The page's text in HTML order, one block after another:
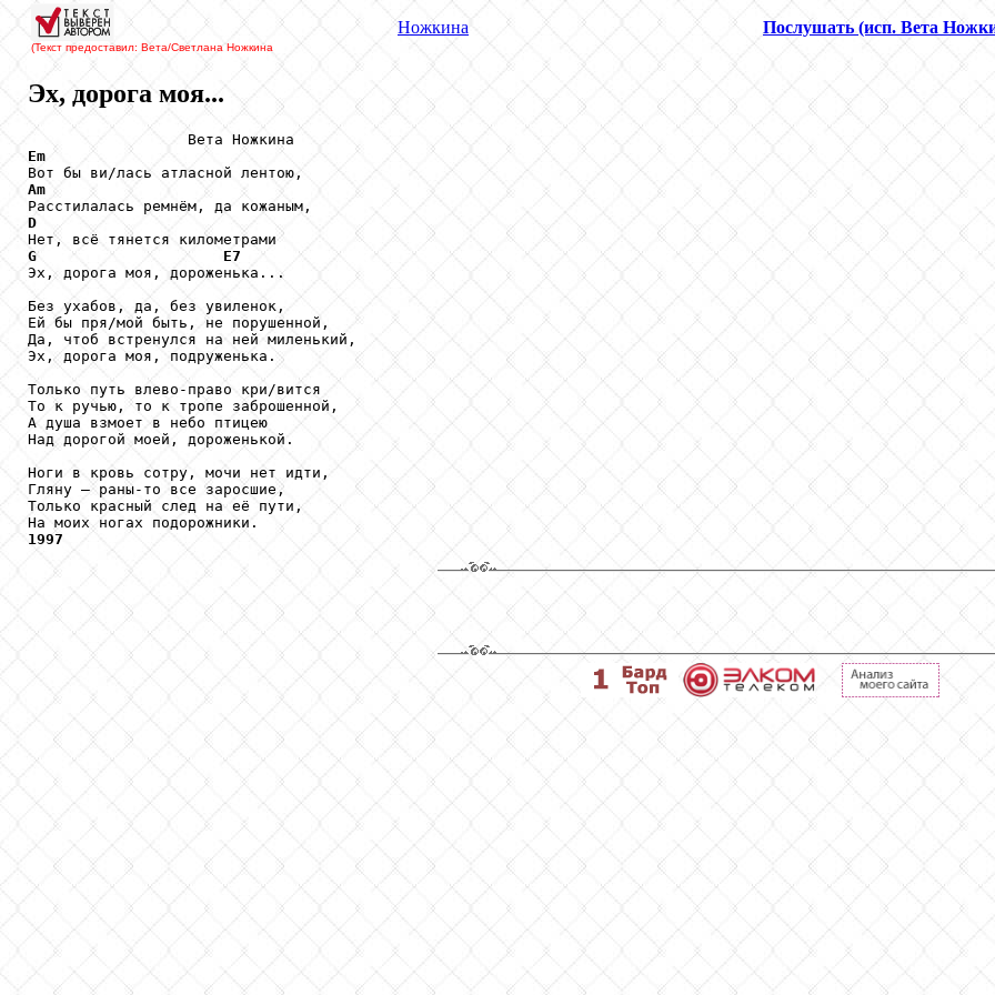
(Текст предоставил: Вета/Светлана Ножкина
Ножкина Послушать (исп. Вета
Эх, дорога моя...
Em
Am
D
G
E7
Эх, дорога моя, дороженька...
Без ухабов, да, без увиленок,
Ей бы пря/мой быть, не порушенной,
Да, чтоб встренулся на ней миленький,
Эх, дорога моя, подруженька.
Только путь влево-право кри/вится
То к ручью, то к тропе заброшенной,
А душа взмоет в небо птицею
Над дорогой моей, дороженькой.
Ноги в кровь сотру, мочи нет идти,
Гляну – раны-то все заросшие,
Только красный след на её пути,
1997